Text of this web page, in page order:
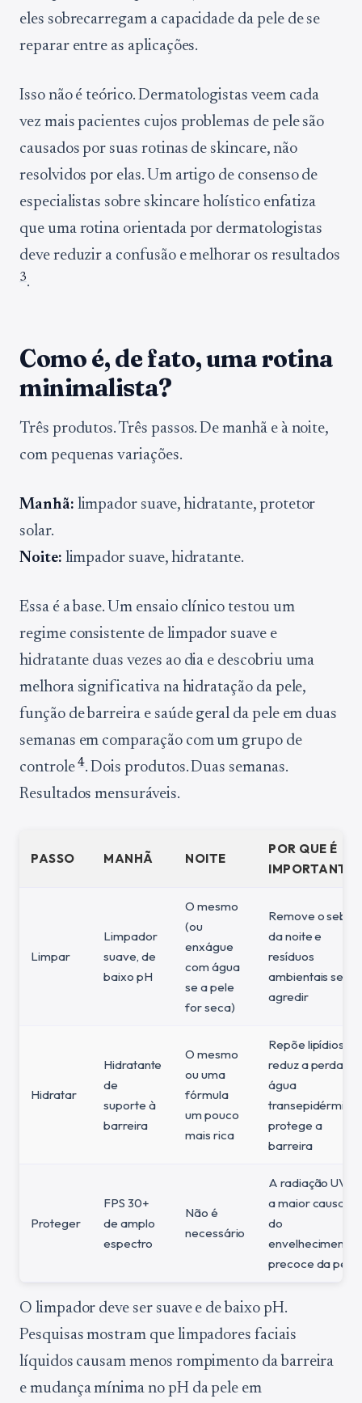
eles sobrecarregam a capacidade da pele de se
reparar entre as aplicações.
Isso não é teórico. Dermatologistas veem cada
vez mais pacientes cujos problemas de pele são
causados por suas rotinas de skincare, não
resolvidos por elas. Um artigo de consenso de
especialistas sobre skincare holístico enfatiza
que uma rotina orientada por dermatologistas
deve reduzir a confusão e melhorar os resultados
3.
Como é, de fato, uma rotina
minimalista?
Três produtos. Três passos. De manhã e à noite,
com pequenas variações.
Manhã: limpador suave, hidratante, protetor
solar.
Noite: limpador suave, hidratante.
Essa é a base. Um ensaio clínico testou um
regime consistente de limpador suave e
hidratante duas vezes ao dia e descobriu uma
melhora significativa na hidratação da pele,
função de barreira e saúde geral da pele em duas
semanas em comparação com um grupo de
controle4. Dois produtos. Duas semanas.
Resultados mensuráveis.
PASSO MANHÃ NOITE
POR QUE É
IMPORTANTE
Limpar
Limpador
suave, de
baixo pH
O mesmo
(ou
enxágue
com água
se a pele
for seca)
Remove o sebo
da noite e
resíduos
ambientais sem
agredir
Hidratar
Hidratante
de
suporte à
barreira
O mesmo
ou uma
fórmula
um pouco
mais rica
Repõe lipídios,
reduz a perda de
água
transepidérmica,
protege a
barreira
Proteger
FPS 30+
de amplo
espectro
Não é
necessário
A radiação UV é
a maior causa
do
envelhecimento
precoce da pele
O limpador deve ser suave e de baixo pH.
Pesquisas mostram que limpadores faciais
líquidos causam menos rompimento da barreira
e mudança mínima no pH da pele em